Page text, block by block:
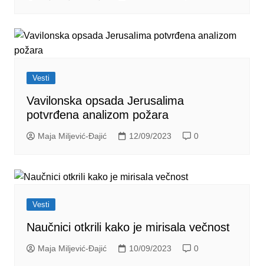
Vesti
Vavilonska opsada Jerusalima
potvrđena analizom požara
Maja Miljević-Đajić 12/09/2023 0
Vesti
Naučnici otkrili kako je mirisala večnost
Maja Miljević-Đajić 10/09/2023 0